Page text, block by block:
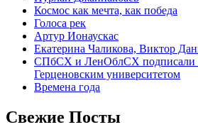
Космос как мечта, как победа
Голоса рек
Артур Ионаускас
Екатерина Чаликова, Виктор
СПбСХ и ЛенОблСХ подписали
Герценовским университетом
Времена года
Свежие Посты